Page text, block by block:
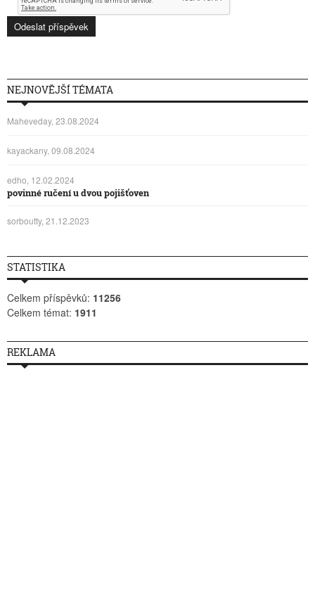
NEJNOVĚJŠÍ TÉMATA
Maheveday, 23.08.2024
kayackany, 09.08.2024
edho, 12.02.2024
povinné ručení u dvou pojišťoven
sorboutty, 21.12.2023
STATISTIKA
Celkem příspěvků: 11256
Celkem témat: 1911
REKLAMA